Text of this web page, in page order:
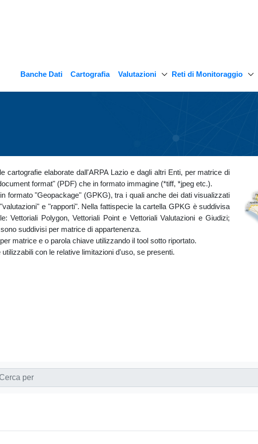
Banche Dati Cartografia Valutazioni Reti di Monitoraggio
cartografie elaborate dall'ARPA Lazio e dagli altri Enti, per matrice di
format" (PDF) che in formato immagine (*tiff, *jpeg etc.).
formato "Geopackage" (GPKG), tra i quali anche dei dati visualizzati
e "rapporti". Nella fattispecie la cartella GPKG è suddivisa
Vettoriali Polygon, Vettoriali Point e Vettoriali Valutazioni e Giudizi;
suddivisi per matrice di appartenenza.
matrice e o parola chiave utilizzando il tool sotto riportato.
con le relative limitazioni d'uso, se presenti.